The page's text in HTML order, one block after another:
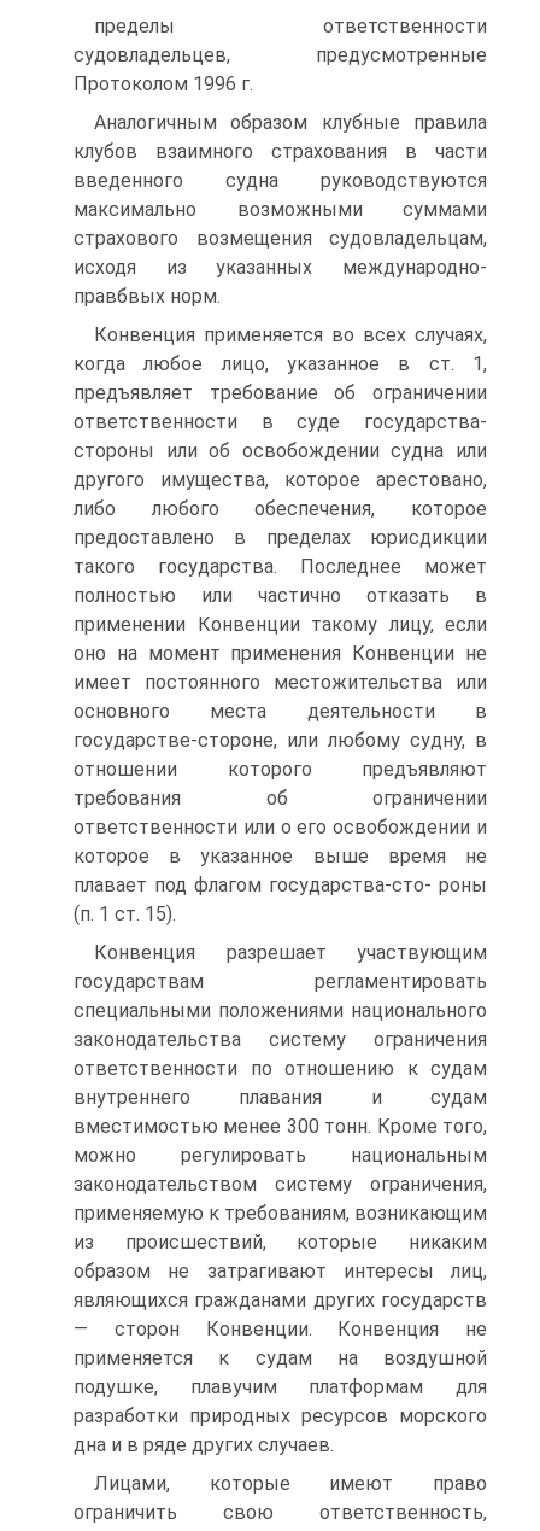
пределы ответственности
судовладельцев, предусмотренные
Протоколом 1996 г.
Аналогичным образом клубные правила
клубов взаимного страхования в части
введенного судна руководствуются
максимально возможными суммами
страхового возмещения судовладельцам,
исходя из указанных международно-
правбвых норм.
Конвенция применяется во всех случаях,
когда любое лицо, указанное в ст. 1,
предъявляет требование об ограничении
ответственности в суде государства-
стороны или об освобождении судна или
другого имущества, которое арестовано,
либо любого обеспечения, которое
предоставлено в пределах юрисдикции
такого государства. Последнее может
полностью или частично отказать в
применении Конвенции такому лицу, если
оно на момент применения Конвенции не
имеет постоянного местожительства или
основного места деятельности в
государстве-стороне, или любому судну, в
отношении которого предъявляют
требования об ограничении
ответственности или о его освобождении и
которое в указанное выше время не
плавает под флагом государства-сто- роны
(п. 1 ст. 15).
Конвенция разрешает участвующим
государствам регламентировать
специальными положениями национального
законодательства систему ограничения
ответственности по отношению к судам
внутреннего плавания и судам
вместимостью менее 300 тонн. Кроме того,
можно регулировать национальным
законодательством систему ограничения,
применяемую к требованиям, возникающим
из происшествий, которые никаким
образом не затрагивают интересы лиц,
являющихся гражданами других государств
— сторон Конвенции. Конвенция не
применяется к судам на воздушной
подушке, плавучим платформам для
разработки природных ресурсов морского
дна и в ряде других случаев.
Лицами, которые имеют право
ограничить свою ответственность,